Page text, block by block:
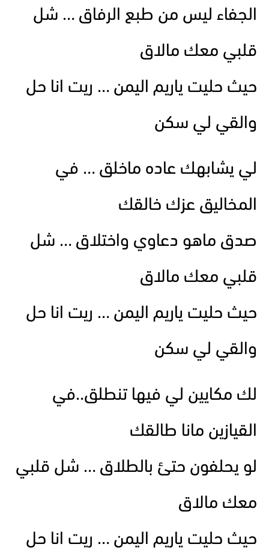
الجفاء ليس من طبع الرفاق … شل
قلبي معك مالاق
حيث حليت ياريم اليمن … ريت انا حل
والقي لي سكن
لي يشابهك عاده ماخلق … في
المخاليق عزك خالقك
صدق ماهو دعاوي واختلاق … شل
قلبي معك مالاق
حيث حليت ياريم اليمن … ريت انا حل
والقي لي سكن
لك مكايين لي فيها تنطلق..في
القيازين مانا طالقك
لو يحلفون حتئ بالطلاق … شل قلبي
معك مالاق
حيث حليت ياريم اليمن … ريت انا حل